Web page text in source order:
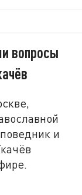
вопросы
и